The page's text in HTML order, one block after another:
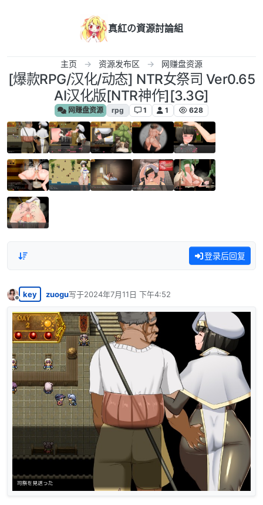
真紅の資源討論組
主页 资源发布区 网赚盘资源
[爆款RPG/汉化/动态] NTR女祭司 Ver0.65
AI汉化版[NTR神作][3.3G]
网赚盘资源 rpg 1 1 628
登录后回复
离线
key zuogu写于2024年7月11日 下午4:52
最后由 编辑